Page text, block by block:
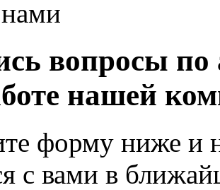
вопросы по
нашей
форму ниже и
с вами в